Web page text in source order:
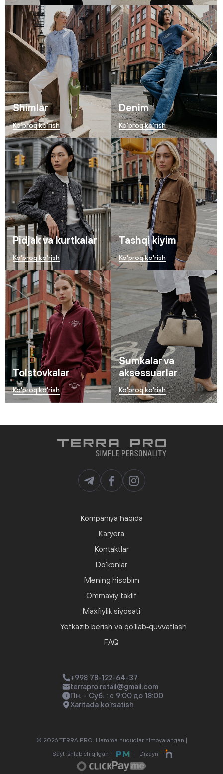
Shimlar
Ko'proq ko'rish
Denim
Ko'proq ko'rish
Pidjak va kurtkalar
Ko'proq ko'rish
Tashqi kiyim
Ko'proq ko'rish
Tolstovkalar
Ko'proq ko'rish
Sumkalar va
aksessuarlar
Ko'proq ko'rish
Kompaniya haqida
Karyera
Kontaktlar
Do'konlar
Mening hisobim
Ommaviy taklif
Maxfiylik siyosati
Yetkazib berish va qo‘llab‑quvvatlash
FAQ
+998 78-122-64-37
terrapro.retail@gmail.com
Пн. - Суб. : с 9:00 до 18:00
Xaritada ko'rsatish
© 2026 TERRA PRO. Hamma huquqlar himoyalangan |
Sayt ishlab chiqilgan -
Dizayn -